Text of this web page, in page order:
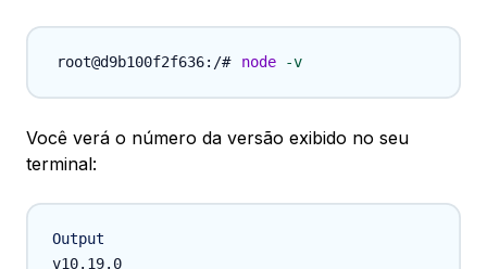
node -v
Você verá o número da versão exibido no seu
terminal:
Output